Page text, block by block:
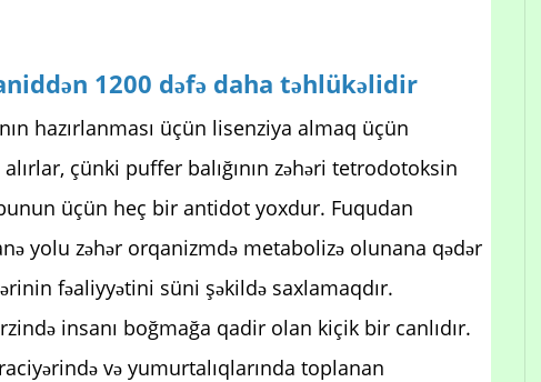
1200 dəfə daha təhlükəlidir
hazırlanması üçün lisenziya almaq üçün
çünki puffer balığının zəhəri tetrodotoksin
üçün heç bir antidot yoxdur. Fuqudan
yolu zəhər orqanizmdə metabolizə olunana qədər
fəaliyyətini süni şəkildə saxlamaqdır.
insanı boğmağa qadir olan kiçik bir canlıdır.
və yumurtalıqlarında toplanan